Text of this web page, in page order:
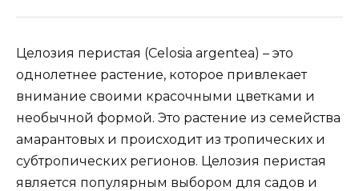
Целозия перистая (Celosia argentea) – это
однолетнее растение, которое привлекает
внимание своими красочными цветками и
необычной формой. Это растение из семейства
амарантовых и происходит из тропических и
субтропических регионов. Целозия перистая
является популярным выбором для садов и